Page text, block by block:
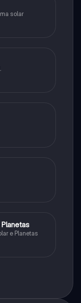
solar
e Planetas